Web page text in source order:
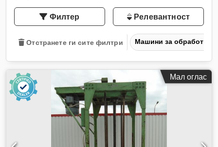
Филтер Релевантност
Отстранете ги сите филтри Машини за обработка
Мал оглас